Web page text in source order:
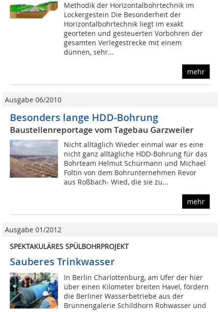
Methodik der Horizontalbohrtechnik im
Lockergestein Die Besonderheit der
Horizontalbohrtechnik liegt im exakt
georteten und gesteuerten Vorbohren der
gesamten Verlegestrecke mit einem
dünnen, sehr...
mehr
Ausgabe 06/2010
Besonders lange HDD-Bohrung
Baustellenreportage vom Tagebau Garzweiler
Nicht alltäglich Wieder einmal war es eine
nicht ganz alltägliche HDD-Bohrung für das
Bohrteam Helmut Schürmann und Michael
Foltin von dem Bohrunternehmen Revor
aus Roßbach- Wied, die sie zu...
mehr
Ausgabe 01/2012
SPEKTAKULÄRES SPÜLBOHRPROJEKT
Sauberes Trinkwasser
In Berlin Charlottenburg, am Ufer der hier
über einen Kilometer breiten Havel, fördern
die Berliner Wasserbetriebe aus der
Brunnengalerie Schildhorn Rohwasser und